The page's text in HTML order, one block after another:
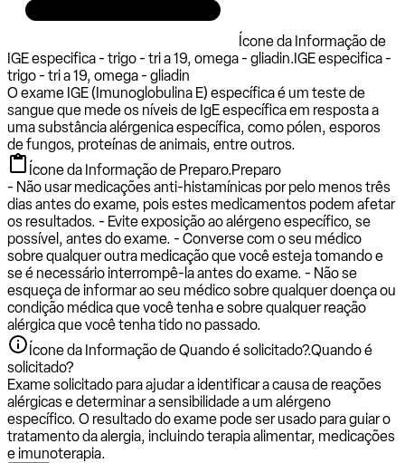
Ícone da Informação de
IGE especifica - trigo - tri a 19, omega - gliadin.IGE especifica -
trigo - tri a 19, omega - gliadin
O exame IGE (Imunoglobulina E) específica é um teste de
sangue que mede os níveis de IgE específica em resposta a
uma substância alérgenica específica, como pólen, esporos
de fungos, proteínas de animais, entre outros.
Ícone da Informação de Preparo.Preparo
- Não usar medicações anti-histamínicas por pelo menos três
dias antes do exame, pois estes medicamentos podem afetar
os resultados. - Evite exposição ao alérgeno específico, se
possível, antes do exame. - Converse com o seu médico
sobre qualquer outra medicação que você esteja tomando e
se é necessário interrompê-la antes do exame. - Não se
esqueça de informar ao seu médico sobre qualquer doença ou
condição médica que você tenha e sobre qualquer reação
alérgica que você tenha tido no passado.
Ícone da Informação de Quando é solicitado?.Quando é
solicitado?
Exame solicitado para ajudar a identificar a causa de reações
alérgicas e determinar a sensibilidade a um alérgeno
específico. O resultado do exame pode ser usado para guiar o
tratamento da alergia, incluindo terapia alimentar, medicações
e imunoterapia.